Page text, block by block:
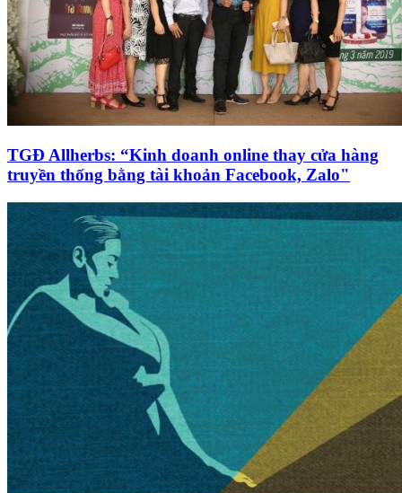
TGĐ Allherbs: “Kinh doanh online thay cửa hàng
truyền thống bằng tài khoản Facebook, Zalo"